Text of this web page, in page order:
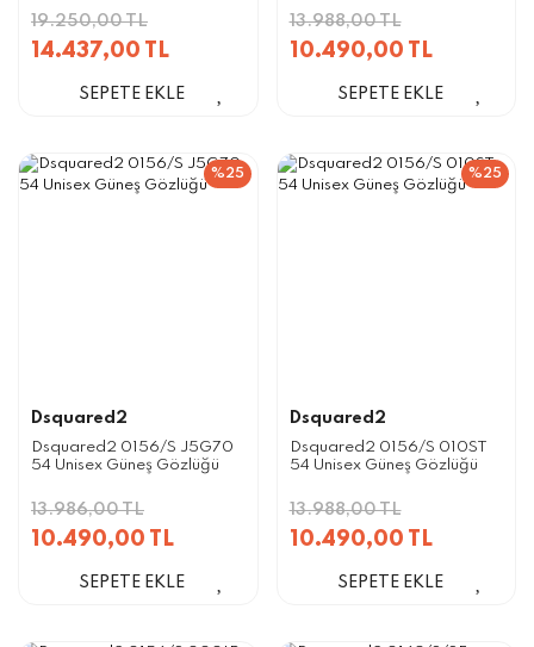
19.250,00 TL
14.437,00 TL
SEPETE EKLE
13.988,00 TL
10.490,00 TL
SEPETE EKLE
%25
Dsquared2
Dsquared2 0156/S J5G70
54 Unisex Güneş Gözlüğü
13.986,00 TL
10.490,00 TL
SEPETE EKLE
%25
Dsquared2
Dsquared2 0156/S 010ST
54 Unisex Güneş Gözlüğü
13.988,00 TL
10.490,00 TL
SEPETE EKLE